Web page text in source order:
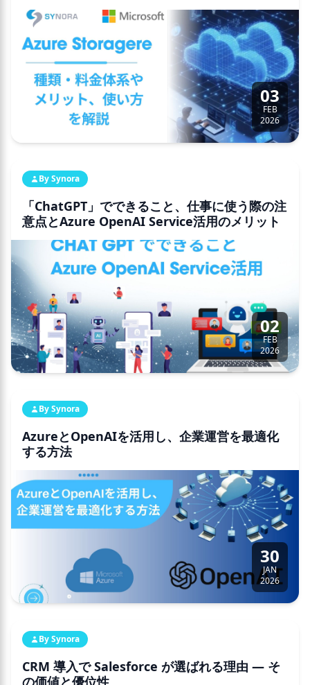
03
FEB
2026
By Synora
「ChatGPT」でできること、仕事に使う際の注
意点とAzure OpenAI Service活用のメリット
02
FEB
2026
By Synora
AzureとOpenAIを活用し、企業運営を最適化
する方法
30
JAN
2026
By Synora
CRM 導入で Salesforce が選ばれる理由 ― そ
の価値と優位性